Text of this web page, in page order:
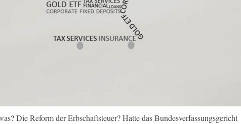
Die Reform der Erbschaftsteuer? Hatte das Bundesverfassungsgericht